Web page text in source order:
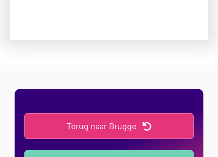
Terug naar Brugge